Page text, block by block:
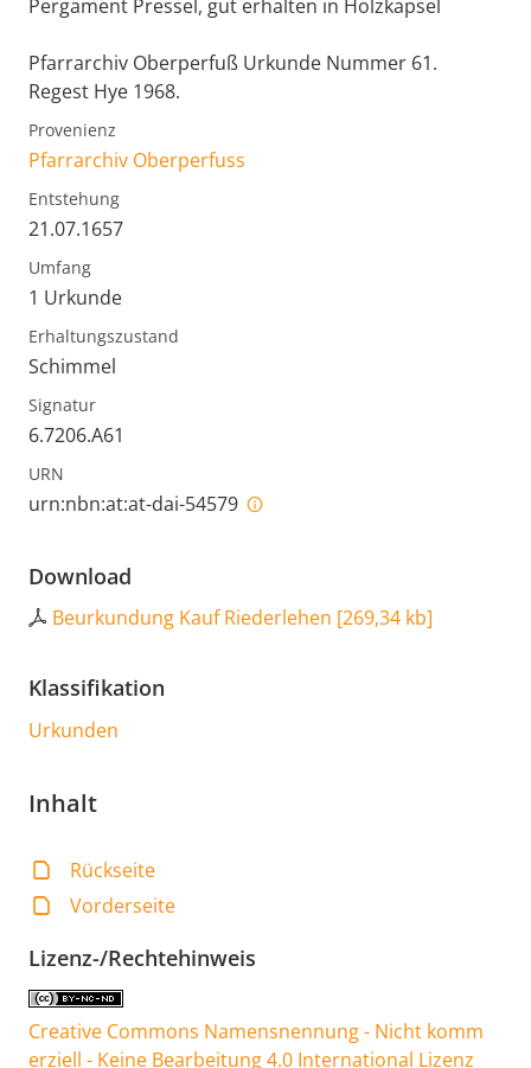
Pergament Pressel, gut erhalten in Holzkapsel
Pfarrarchiv Oberperfuß Urkunde Nummer 61.
Regest Hye 1968.
Provenienz
Pfarrarchiv Oberperfuss
Entstehung
21.07.1657
Umfang
1 Urkunde
Erhaltungszustand
Schimmel
Signatur
6.7206.A61
URN
urn:nbn:at:at-dai-54579
Download
Beurkundung Kauf Riederlehen [269,34 kb]
Klassifikation
Urkunden
Inhalt
Rückseite
Vorderseite
Lizenz-/Rechtehinweis
Creative Commons Namensnennung - Nicht komm
erziell - Keine Bearbeitung 4.0 International Lizenz